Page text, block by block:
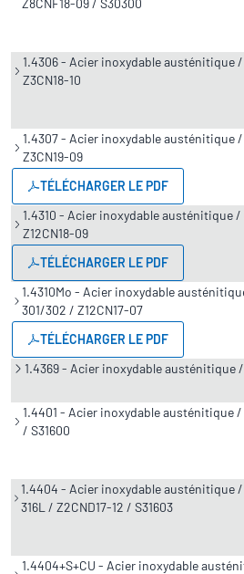
Z8CNF18-09 / S30300
1.4306 - Acier inoxydable austénitique /
Z3CN18-10
1.4307 - Acier inoxydable austénitique
Z3CN19-09
TÉLÉCHARGER LE PDF
1.4310 - Acier inoxydable austénitique /
Z12CN18-09
TÉLÉCHARGER LE PDF
1.4310Mo - Acier inoxydable
301/302 / Z12CN17-07
TÉLÉCHARGER LE PDF
1.4369 - Acier inoxydable austénitique /
1.4401 - Acier inoxydable austénitique /
/ S31600
1.4404 - Acier inoxydable austénitique /
316L / Z2CND17-12 / S31603
1.4404+S+CU - Acier inoxydable